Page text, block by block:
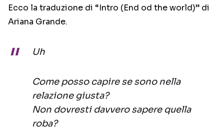
Ecco la traduzione di “Intro (End od the world)” di
Ariana Grande.
Uh
Come posso capire se sono nella
relazione giusta?
Non dovresti davvero sapere quella
roba?